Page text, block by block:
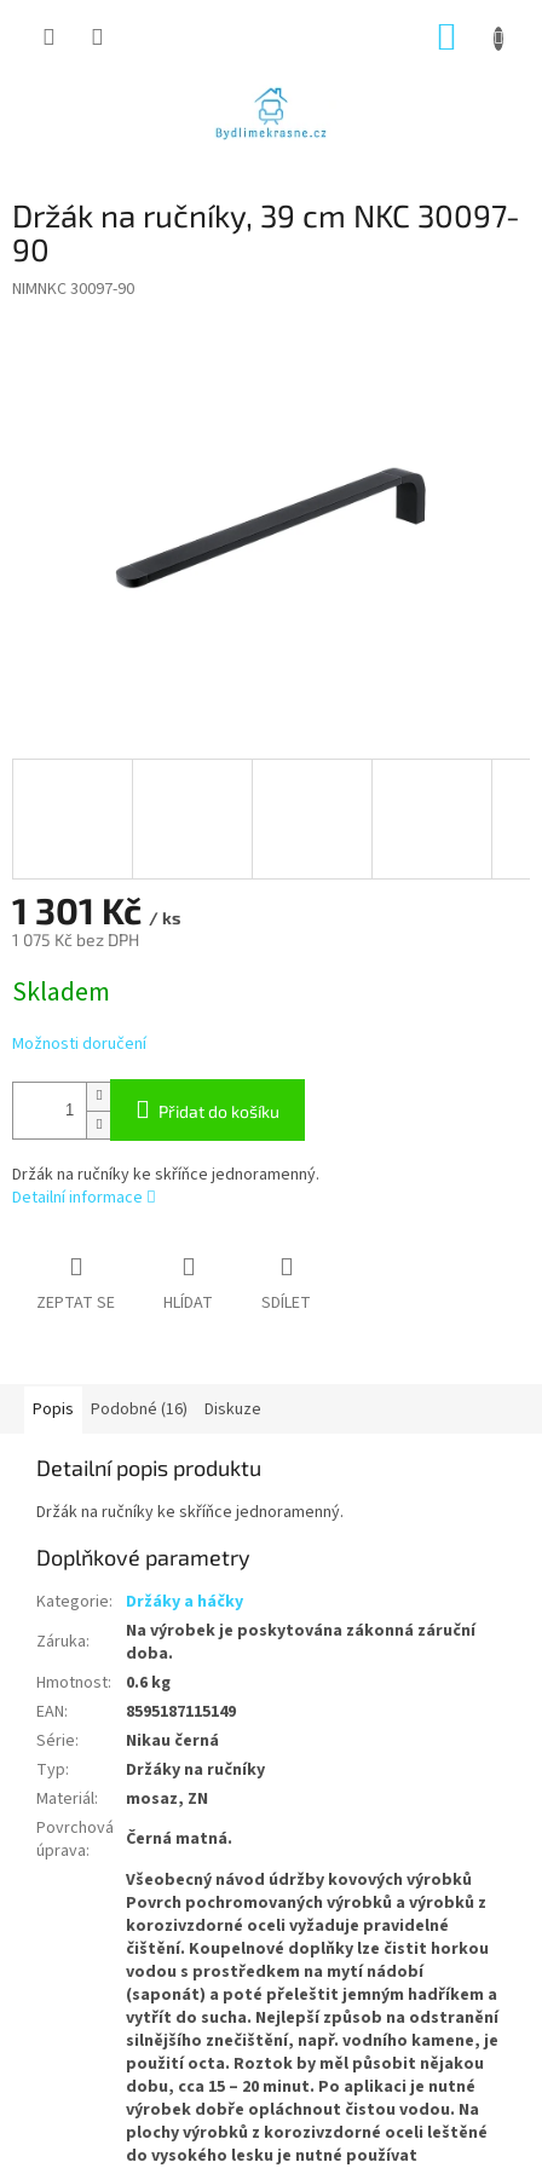
Držák na ručníky, 39 cm NKC 30097-
90
NIMNKC 30097-90
1 301 Kč / ks
1 075 Kč bez DPH
cena:
Skladem
Možnosti doručení
Přidat do košíku
Držák na ručníky ke skříňce jednoramenný.
Detailní informace
ZEPTAT SE HLÍDAT SDÍLET
Popis Podobné (16) Diskuze
Detailní popis produktu
Držák na ručníky ke skříňce jednoramenný.
Doplňkové parametry
Kategorie:
Držáky a háčky
Záruka:
Na výrobek je poskytována zákonná záruční
doba.
Hmotnost:
0.6 kg
EAN:
8595187115149
Série:
Nikau černá
Typ:
Držáky na ručníky
Materiál:
mosaz, ZN
Povrchová
úprava:
Černá matná.
Všeobecný návod údržby kovových výrobků
Povrch pochromovaných výrobků a výrobků z
korozivzdorné oceli vyžaduje pravidelné
čištění. Koupelnové doplňky lze čistit horkou
vodou s prostředkem na mytí nádobí
(saponát) a poté přeleštit jemným hadříkem a
vytřít do sucha. Nejlepší způsob na odstranění
silnějšího znečištění, např. vodního kamene, je
použití octa. Roztok by měl působit nějakou
dobu, cca 15 – 20 minut. Po aplikaci je nutné
výrobek dobře opláchnout čistou vodou. Na
plochy výrobků z korozivzdorné oceli leštěné
do vysokého lesku je nutné používat